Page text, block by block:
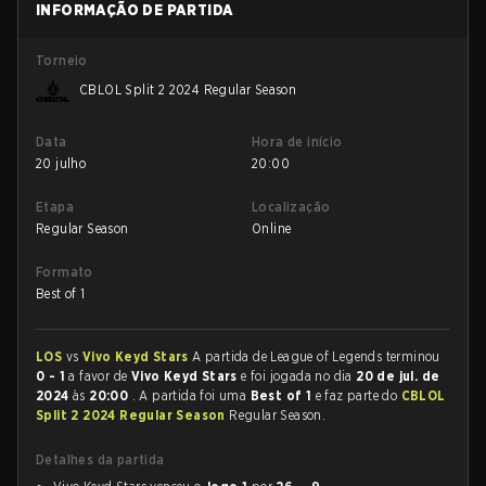
INFORMAÇÃO DE PARTIDA
Torneio
CBLOL Split 2 2024 Regular Season
Data
20 julho
Hora de início
20:00
Etapa
Regular Season
Localização
Online
Formato
Best of 1
LOS vs Vivo Keyd StarsA partida de League of Legends terminou
0 - 1 a favor de Vivo Keyd Starse foi jogada no dia 20 de jul. de
2024 às 20:00 . A partida foi uma Best of 1 e faz parte do CBLOL
Split 2 2024 Regular Season Regular Season.
Detalhes da partida